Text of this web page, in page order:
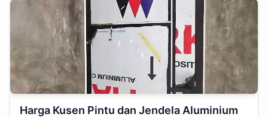
Harga Kusen Pintu dan Jendela Aluminium